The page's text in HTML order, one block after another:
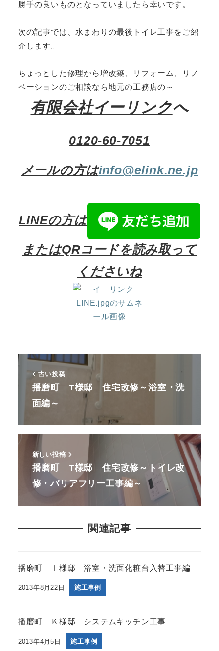
勝手の良いものとなっていましたら幸いです。
次の記事では、水まわりの最後トイレ工事をご紹
介します。
ちょっとした修理から増改築、リフォーム、リノ
ベーションのご相談なら地元の工務店の～
有限会社イーリンクへ
0120-60-7051
メールの方はinfo@elink.ne.jp
LINEの方は
またはQRコードを読み取って
くださいね
古い投稿
播磨町 T様邸 住宅改修～浴室・洗
面編～
新しい投稿
播磨町 T様邸 住宅改修～トイレ改
修・バリアフリー工事編～
関連記事
播磨町 Ｉ様邸 浴室・洗面化粧台入替工事編
2013年8月22日 施工事例
播磨町 Ｋ様邸 システムキッチン工事
2013年4月5日 施工事例